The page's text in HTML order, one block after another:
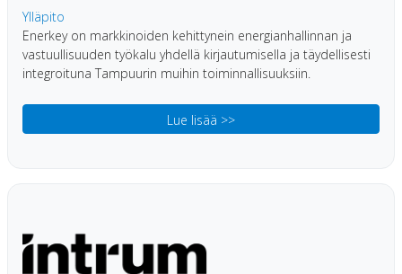
Ylläpito
Enerkey on markkinoiden kehittynein energianhallinnan ja
vastuullisuuden työkalu yhdellä kirjautumisella ja täydellisesti
integroituna Tampuurin muihin toiminnallisuuksiin.
Lue lisää >>